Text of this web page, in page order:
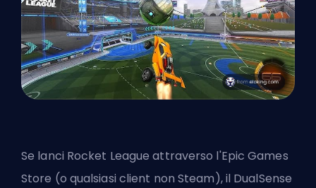
Se lanci Rocket League attraverso l'Epic Games
Store (o qualsiasi client non Steam), il DualSense